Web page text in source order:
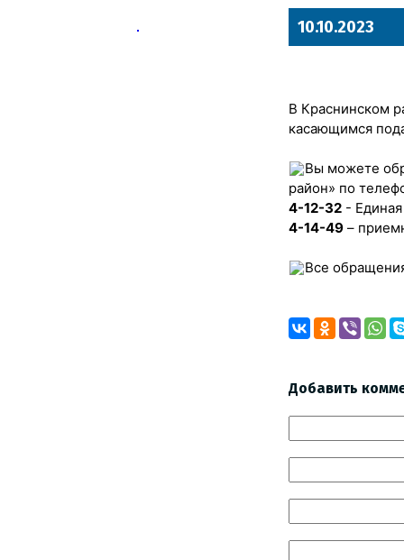
10.10.2023
В Краснинском
касающимся
Вы можете
район» по
4-12-32 -
4-14-49 –
Все
Добавить